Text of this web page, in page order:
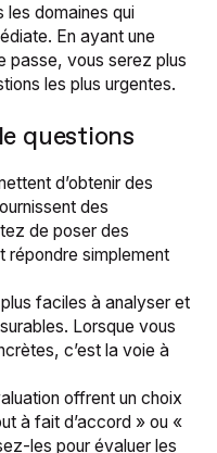
les domaines qui
En ayant une
passe, vous serez plus
les plus urgentes.
questions
d’obtenir des
des
de poser des
répondre simplement
faciles à analyser et
Lorsque vous
c’est la voie à
offrent un choix
à fait d’accord » ou «
les pour évaluer les